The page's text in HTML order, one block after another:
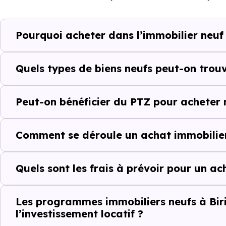
Le parc résidentiel de Birieux
secondaires.
Avec 79.2 % de
complémentaires : un
d'investissement ou d'achat
Acheter dans le
au-delà du prix
À première vue, leprix au m²
ancien. Pourtant, ce chiffre
Pourquoi acheter dans l’immobilier
Quels types de biens neufs peut-on
Peut-on bénéficier du PTZ pour acheter
Comment se déroule un achat
Quels sont les frais à prévoir pour un
Les programmes immobiliers neufs à
l’investissement locatif ?